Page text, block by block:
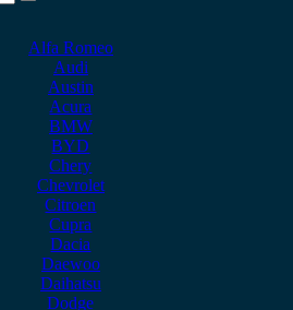
Alfa Romeo
Audi
Austin
Acura
BMW
BYD
Chery
Chevrolet
Citroen
Cupra
Dacia
Daewoo
Daihatsu
Dodge